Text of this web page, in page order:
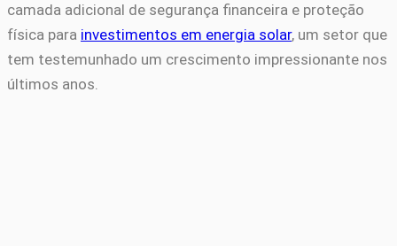
camada adicional de segurança financeira e proteção
física para investimentos em energia solar, um setor que
tem testemunhado um crescimento impressionante nos
últimos anos.